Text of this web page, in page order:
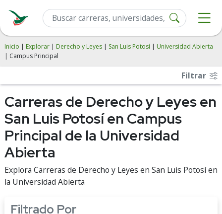
Inicio | Explorar | Derecho y Leyes | San Luis Potosí | Universidad Abierta
| Campus Principal
Filtrar
Carreras de Derecho y Leyes en
San Luis Potosí en Campus
Principal de la Universidad
Abierta
Explora Carreras de Derecho y Leyes en San Luis Potosí en
la Universidad Abierta
Filtrado Por